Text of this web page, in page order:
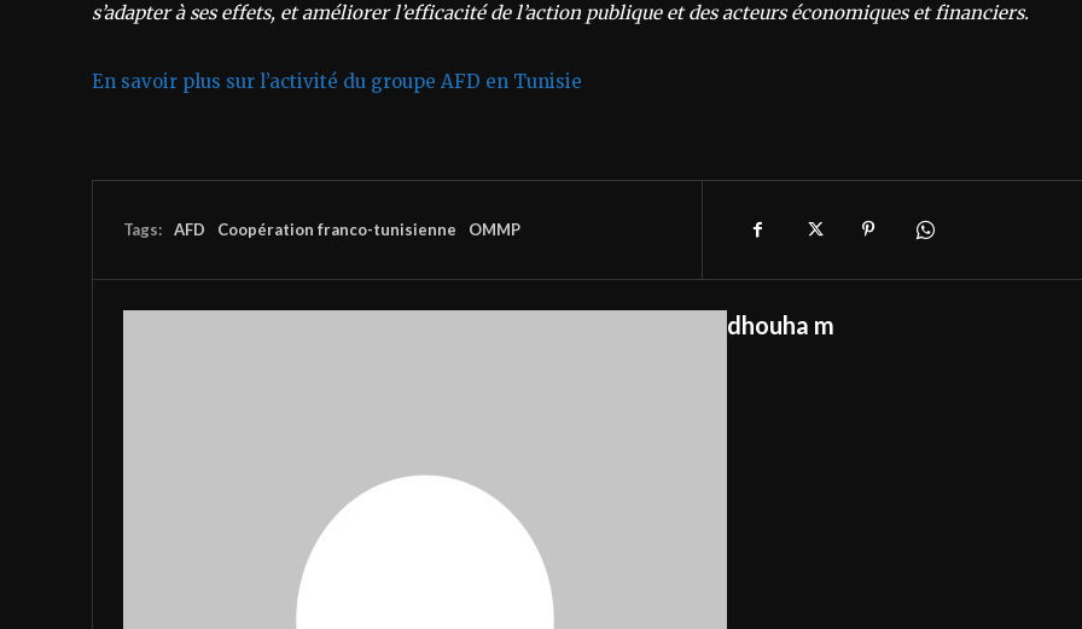
s’adapter à ses effets, et améliorer l’efficacité de l’action publique et des acteurs économiques et financiers.
En savoir plus sur l’activité du groupe AFD en Tunisie
Tags: AFD Coopération franco-tunisienne OMMP
dhouha m